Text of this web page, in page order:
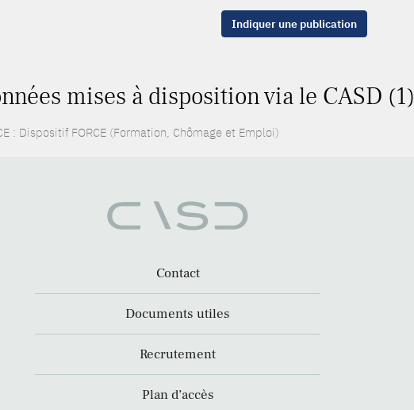
Indiquer une publication
mises à disposition via le CASD (1)
: Dispositif FORCE (Formation, Chômage et Emploi)
Contact
Documents utiles
Recrutement
Plan d’accès